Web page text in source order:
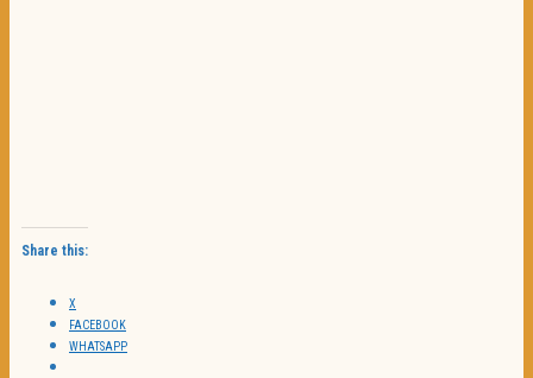
Share this:
X
FACEBOOK
WHATSAPP